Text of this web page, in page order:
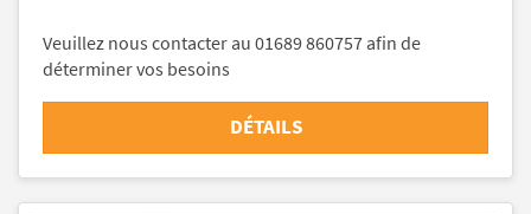
Veuillez nous contacter au 01689 860757 afin de
déterminer vos besoins
DÉTAILS